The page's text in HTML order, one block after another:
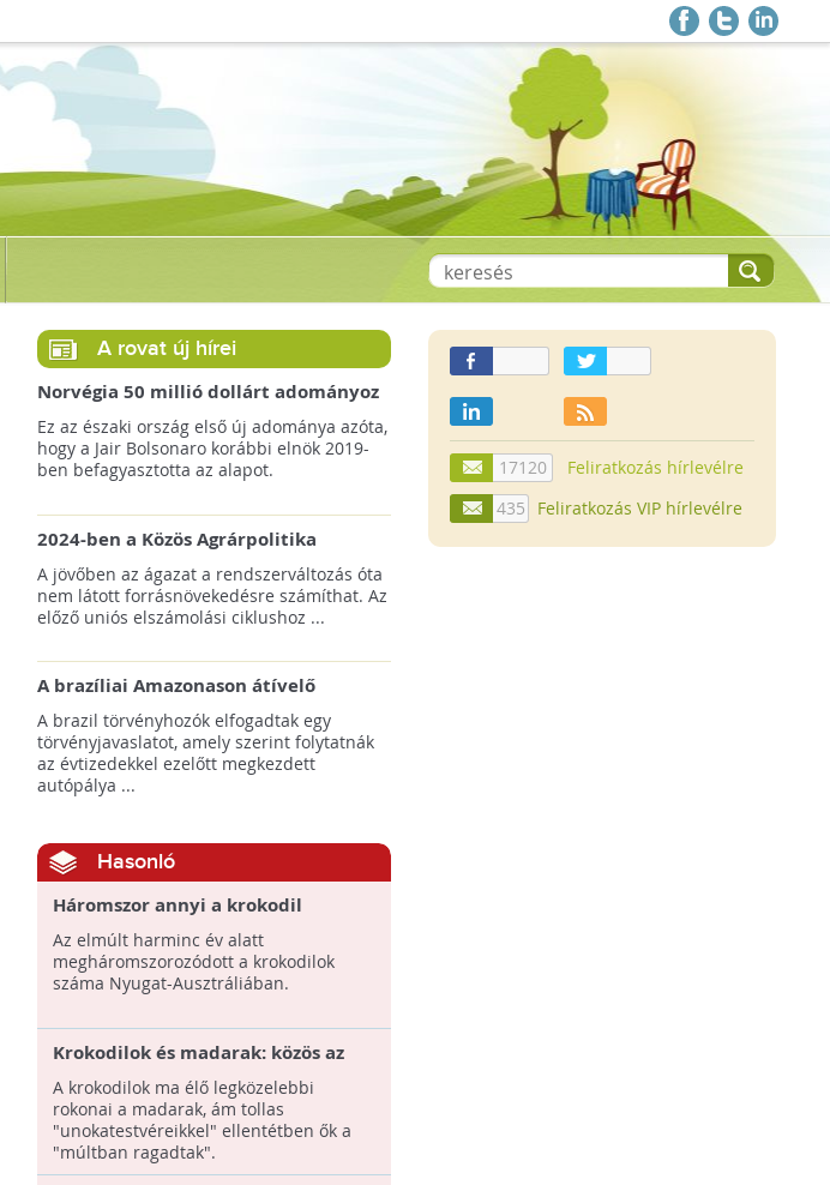
A rovat új hírei
Norvégia 50 millió dollárt adományoz
a brazil Amazonas-alapnak a csökkenő
erdőirtás miatt
Ez az északi ország első új adománya azóta,
hogy a Jair Bolsonaro korábbi elnök 2019-
ben befagyasztotta az alapot.
2024-ben a Közös Agrárpolitika
keretein belül az erdőtelepítési
pályázatok az elsők között nyílnak
majd meg
A jövőben az ágazat a rendszerváltozás óta
nem látott forrásnövekedésre számíthat. Az
előző uniós elszámolási ciklushoz ...
A brazíliai Amazonason átívelő
autópálya robbanásszerű illegális
erdőirtást indíthat el
A brazil törvényhozók elfogadtak egy
törvényjavaslatot, amely szerint folytatnák
az évtizedekkel ezelőtt megkezdett
autópálya ...
Hasonló
Háromszor annyi a krokodil
Az elmúlt harminc év alatt
megháromszorozódott a krokodilok
száma Nyugat-Ausztráliában.
Krokodilok és madarak: közös az
ősük
A krokodilok ma élő legközelebbi
rokonai a madarak, ám tollas
"unokatestvéreikkel" ellentétben ők a
"múltban ragadtak".
17120
Feliratkozás hírlevélre
435
Feliratkozás VIP hírlevélre